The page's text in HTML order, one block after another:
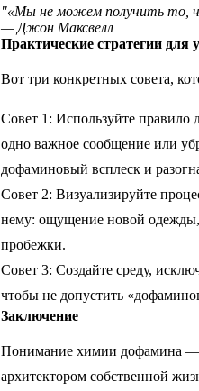
"«Мы не можем получить то,
— Джон Максвелл
Практические стратегии для
Вот три конкретных совета,
Совет 1: Используйте правило
одно важное сообщение или
дофаминовый всплеск и
Совет 2: Визуализируйте
нему: ощущение новой одежды,
пробежки.
Совет 3: Создайте среду,
чтобы не допустить
Заключение
Понимание химии дофамина —
архитектором собственной